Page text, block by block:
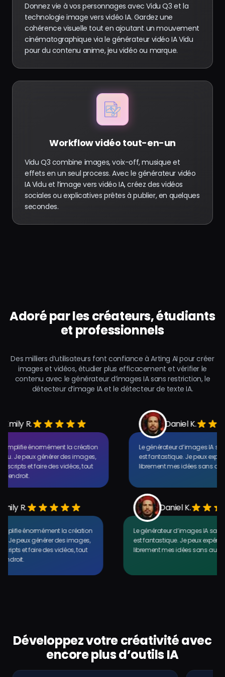
Donnez vie à vos personnages avec Vidu Q3 et la
technologie image vers vidéo IA. Gardez une
cohérence visuelle tout en ajoutant un mouvement
cinématographique via le générateur vidéo IA Vidu
pour du contenu anime, jeu vidéo ou marque.
Workflow vidéo tout-en-un
Vidu Q3 combine images, voix-off, musique et
effets en un seul process. Avec le générateur vidéo
IA Vidu et l’image vers vidéo IA, créez des vidéos
sociales ou explicatives prêtes à publier, en quelques
secondes.
Adoré par les créateurs, étudiants
et professionnels
Des milliers d’utilisateurs font confiance à Arting AI pour créer
images et vidéos, étudier plus efficacement et vérifier le
contenu avec le générateur d’images IA sans restriction, le
détecteur d’image IA et le détecteur de texte IA.
R.
énormément la création
Je peux générer des images,
et faire des vidéos, tout
Daniel K.
Le générateur d’images IA sans
est fantastique. Je peux
librement mes idées sans
Emily R.
simplifie énormément la création
Je peux générer des images,
scripts et faire des vidéos, tout
endroit.
Daniel K.
Le générateur d’images IA
est fantastique. Je peux
librement mes idées sans
Développez votre créativité avec
encore plus d’outils IA